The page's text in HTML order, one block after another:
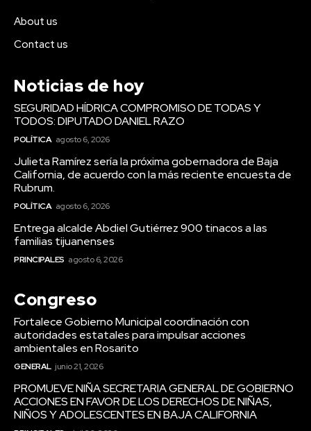
About us
Contact us
Noticias de hoy
SEGURIDAD HÍDRICA COMPROMISO DE TODAS Y
TODOS: DIPUTADO DANIEL RAZO
POLÍTICA agosto 6, 2026
Julieta Ramírez sería la próxima gobernadora de Baja
California, de acuerdo con la más reciente encuesta de
Rubrum.
POLÍTICA agosto 6, 2026
Entrega alcalde Abdiel Gutiérrez 900 tinacos a las
familias tijuanenses
PRINCIPALES agosto 6, 2026
Congreso
Fortalece Gobierno Municipal coordinación con
autoridades estatales para impulsar acciones
ambientales en Rosarito
GENERAL junio 21, 2026
PROMUEVE NIÑA SECRETARIA GENERAL DE GOBIERNO
ACCIONES EN FAVOR DE LOS DERECHOS DE NIÑAS,
NIÑOS Y ADOLESCENTES EN BAJA CALIFORNIA